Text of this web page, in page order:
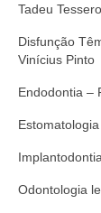
Tadeu
Disfunção
Vinícius Pinto
Endodontia –
Odontologia